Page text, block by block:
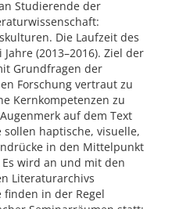
Studierende der
Die Laufzeit des
(2013–2016). Ziel der
Grundfragen der
Forschung vertraut zu
Kernkompetenzen zu
auf dem Text
haptische, visuelle,
in den Mittelpunkt
wird an und mit den
Literaturarchivs
finden in der Regel